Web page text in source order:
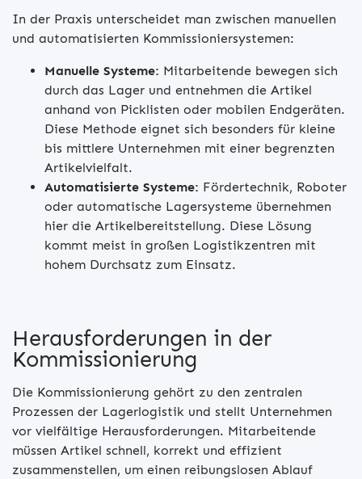
In der Praxis unterscheidet man zwischen manuellen
und automatisierten Kommissioniersystemen:
Manuelle Systeme: Mitarbeitende bewegen sich
durch das Lager und entnehmen die Artikel
anhand von Picklisten oder mobilen Endgeräten.
Diese Methode eignet sich besonders für kleine
bis mittlere Unternehmen mit einer begrenzten
Artikelvielfalt.
Automatisierte Systeme: Fördertechnik, Roboter
oder automatische Lagersysteme übernehmen
hier die Artikelbereitstellung. Diese Lösung
kommt meist in großen Logistikzentren mit
hohem Durchsatz zum Einsatz.
Herausforderungen in der
Kommissionierung
Die Kommissionierung gehört zu den zentralen
Prozessen der Lagerlogistik und stellt Unternehmen
vor vielfältige Herausforderungen. Mitarbeitende
müssen Artikel schnell, korrekt und effizient
zusammenstellen, um einen reibungslosen Ablauf